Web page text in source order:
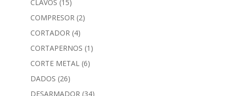
CLAVOS (15)
COMPRESOR (2)
CORTADOR (4)
CORTAPERNOS (1)
CORTE METAL (6)
DADOS (26)
DESARMADOR (34)